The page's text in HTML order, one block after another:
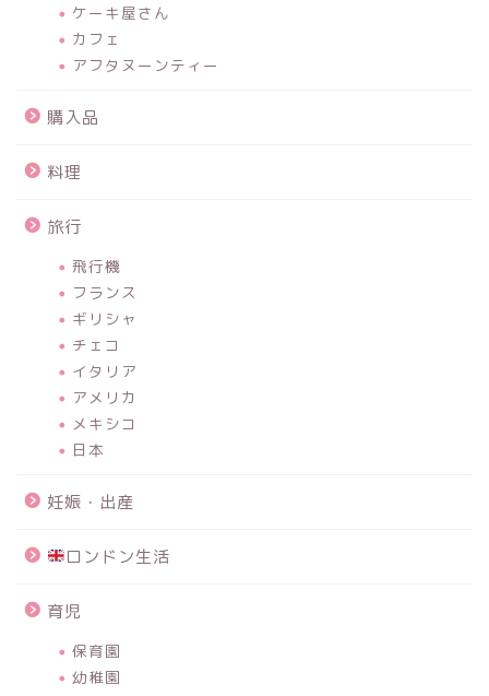
ケーキ屋さん
カフェ
アフタヌーンティー
購入品
料理
旅行
飛行機
フランス
ギリシャ
チェコ
イタリア
アメリカ
メキシコ
日本
妊娠・出産
ロンドン生活
育児
保育園
幼稚園